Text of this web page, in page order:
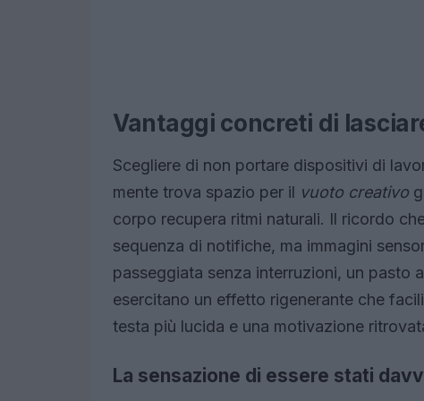
Vantaggi concreti di
Scegliere di non portare dispositivi di
mente trova spazio per il vuoto creativo
corpo recupera ritmi naturali. Il ricordo
sequenza di notifiche, ma immagini
passeggiata senza interruzioni, un pasto
esercitano un effetto rigenerante che
testa più lucida e una motivazione
La sensazione di essere stati